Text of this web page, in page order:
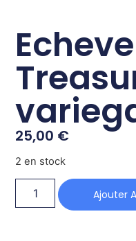
25,00 €
2 en stock
Ajouter